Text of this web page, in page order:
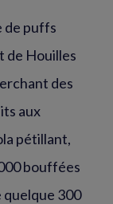
de puffs
de Houilles
des
aux
pétillant,
bouffées
quelque 300